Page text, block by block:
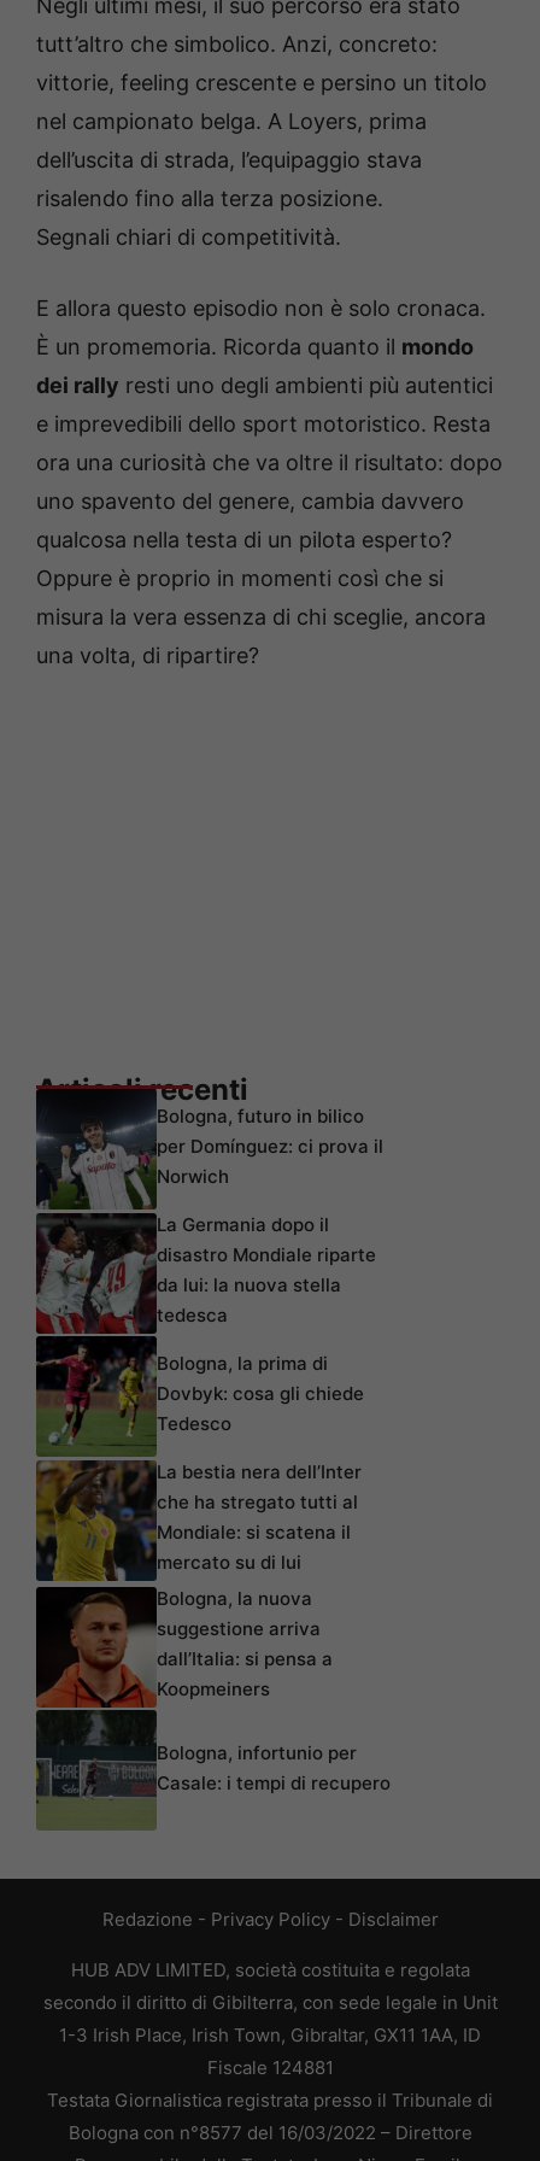
Negli ultimi mesi, il suo percorso era stato
tutt’altro che simbolico. Anzi, concreto:
vittorie, feeling crescente e persino un titolo
nel campionato belga. A Loyers, prima
dell’uscita di strada, l’equipaggio stava
risalendo fino alla terza posizione.
Segnali chiari di competitività.
E allora questo episodio non è solo cronaca.
È un promemoria. Ricorda quanto il mondo
dei rally resti uno degli ambienti più autentici
e imprevedibili dello sport motoristico. Resta
ora una curiosità che va oltre il risultato: dopo
uno spavento del genere, cambia davvero
qualcosa nella testa di un pilota esperto?
Oppure è proprio in momenti così che si
misura la vera essenza di chi sceglie, ancora
una volta, di ripartire?
Articoli recenti
Bologna, futuro in bilico
per Domínguez: ci prova il
Norwich
La Germania dopo il
disastro Mondiale riparte
da lui: la nuova stella
tedesca
Bologna, la prima di
Dovbyk: cosa gli chiede
Tedesco
La bestia nera dell’Inter
che ha stregato tutti al
Mondiale: si scatena il
mercato su di lui
Bologna, la nuova
suggestione arriva
dall’Italia: si pensa a
Koopmeiners
Bologna, infortunio per
Casale: i tempi di recupero
Redazione - Privacy Policy- Disclaimer
HUB ADV LIMITED, società costituita e regolata
secondo il diritto di Gibilterra, con sede legale in Unit
1-3 Irish Place, Irish Town, Gibraltar, GX11 1AA, ID
Fiscale 124881
Testata Giornalistica registrata presso il Tribunale di
Bologna con n°8577 del 16/03/2022 – Direttore